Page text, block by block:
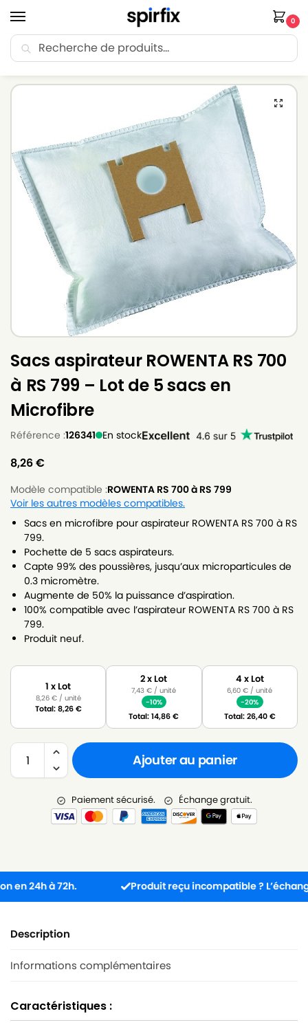
0
🚚 Livraison Point Relais offerte dès 30€ d’achat.
Sacs aspirateur ROWENTA RS 700
à RS 799 – Lot de 5 sacs en
Microfibre
Référence :126341 En stock
8,26€
Modèle compatible :ROWENTA RS 700 à RS 799
Voir les autres modèles compatibles.
Sacs en microfibre pour aspirateur ROWENTA RS 700 à RS
799.
Pochette de 5 sacs aspirateurs.
Capte 99% des poussières, jusqu’aux microparticules de
0.3 micromètre.
Augmente de 50% la puissance d’aspiration.
100% compatible avec l’aspirateur ROWENTA RS 700 à RS
799.
Produit neuf.
1 x Lot
8,26 €/ unité
Total:8,26€
2 x Lot
7,43€ / unité
-10%
Total:14,86€
4 x Lot
6,60€ / unité
-20%
Total:26,40€
Ajouter au panier
Paiement sécurisé. Échange gratuit.
à 72h. Produit reçu incompatible ? L’échange
Description
Informations complémentaires
Caractéristiques :